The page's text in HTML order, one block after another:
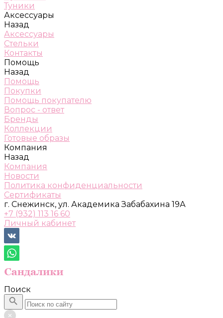
Туники
Аксессуары
Назад
Аксессуары
Стельки
Контакты
Помощь
Назад
Помощь
Покупки
Помощь покупателю
Вопрос - ответ
Бренды
Коллекции
Готовые образы
Компания
Назад
Компания
Новости
Политика конфиденциальности
Сертификаты
г. Снежинск, ул. Академика Забабахина 19А
+7 (932) 113 16 60
Личный кабинет
Поиск